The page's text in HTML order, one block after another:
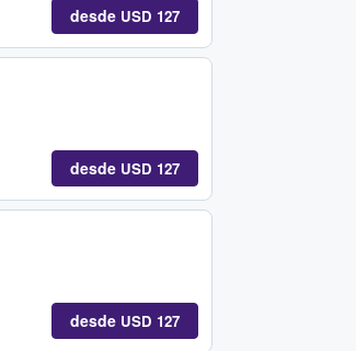
desde USD 127
desde USD 127
desde USD 127